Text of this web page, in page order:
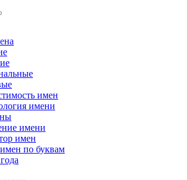
имен
имени
имени
имен
по буквам